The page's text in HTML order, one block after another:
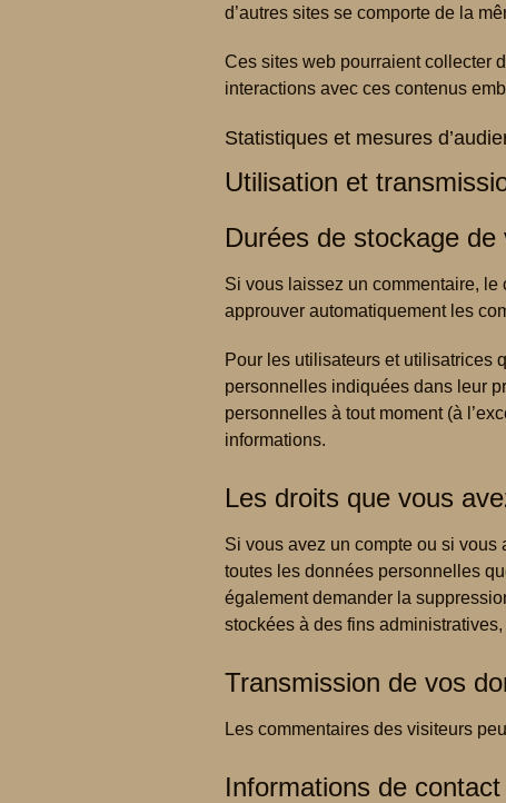
d’autres sites se comporte de la
Ces sites web pourraient collecter
interactions avec ces contenus
Statistiques et mesures
Utilisation et
Durées de stockage de
Si vous laissez un commentaire,
approuver automatiquement les
Pour les utilisateurs et utilisatrices
personnelles indiquées dans leur
personnelles à tout moment (à
informations.
Les droits que vous
Si vous avez un compte ou si
toutes les données personnelles
également demander la
stockées à des fins
Transmission de vos
Les commentaires des visiteurs
Informations de contact